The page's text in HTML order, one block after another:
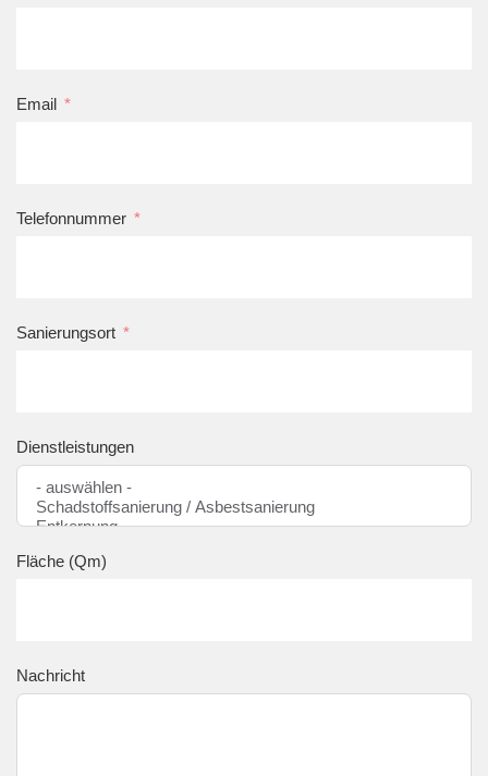
Email
Telefonnummer
Sanierungsort
Dienstleistungen
Fläche (qm)
Nachricht